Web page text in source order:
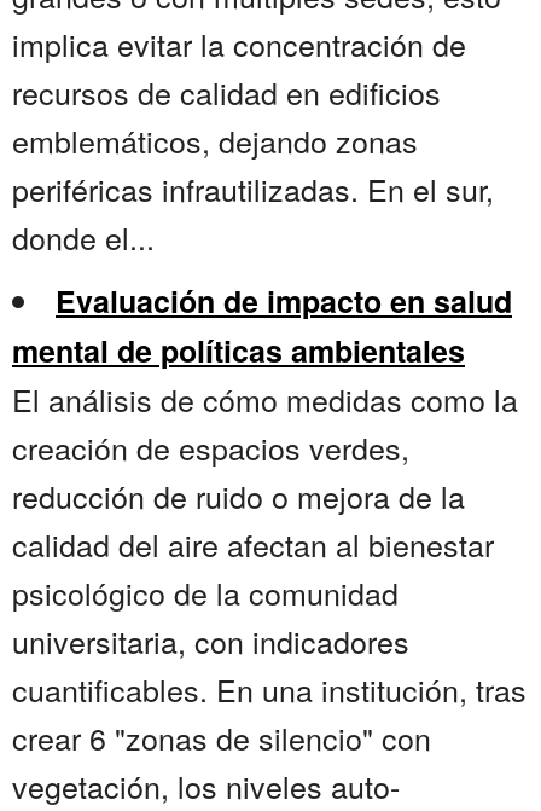
implica evitar la concentración de
recursos de calidad en edificios
emblemáticos, dejando zonas
periféricas infrautilizadas. En el sur,
donde el...
Evaluación de impacto en salud
mental de políticas ambientales
El análisis de cómo medidas como la
creación de espacios verdes,
reducción de ruido o mejora de la
calidad del aire afectan al bienestar
psicológico de la comunidad
universitaria, con indicadores
cuantificables. En una institución, tras
crear 6 "zonas de silencio" con
vegetación, los niveles auto-